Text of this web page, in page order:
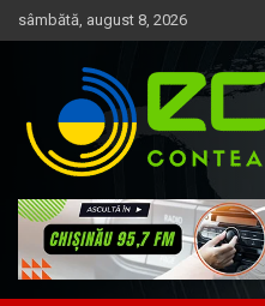
Skip
to
sâmbătă, august 8, 2026
EcoFM